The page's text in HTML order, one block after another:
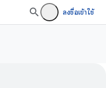
ลงชื่อเข้าใช้